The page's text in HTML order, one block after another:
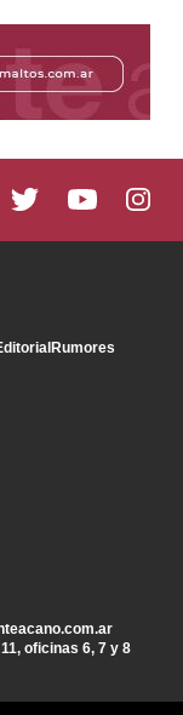
Rumores
oficinas 6, 7 y 8